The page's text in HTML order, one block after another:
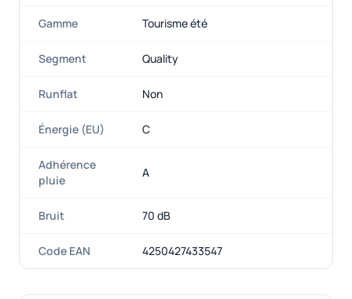
Gamme Tourisme été
Segment Quality
Runflat Non
Énergie (EU) C
Adhérence
pluie
A
Bruit 70 dB
Code EAN 4250427433547